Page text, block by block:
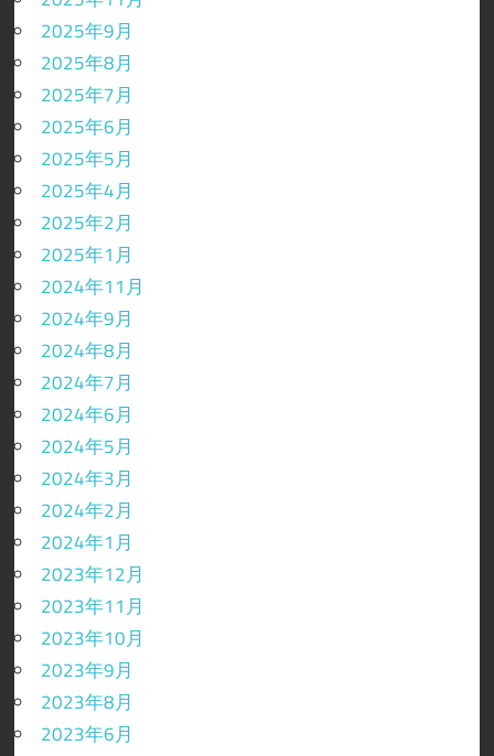
2025年9月
2025年8月
2025年7月
2025年6月
2025年5月
2025年4月
2025年2月
2025年1月
2024年11月
2024年9月
2024年8月
2024年7月
2024年6月
2024年5月
2024年3月
2024年2月
2024年1月
2023年12月
2023年11月
2023年10月
2023年9月
2023年8月
2023年6月